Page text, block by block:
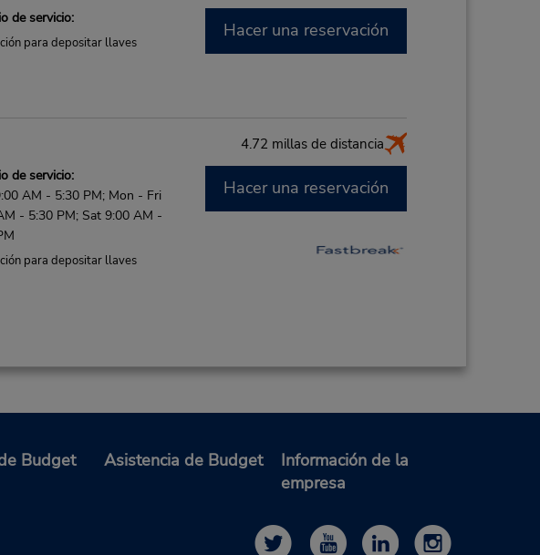
de servicio:
para depositar llaves
Hacer una reservación
4.72 millas de distancia
de servicio:
AM - 5:30 PM; Mon - Fri
- 5:30 PM; Sat 9:00 AM -
para depositar llaves
Hacer una reservación
Budget Asistencia de Budget
Información de la
empresa